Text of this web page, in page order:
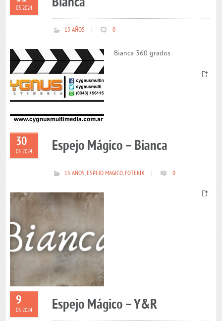
03 2024
15 AÑOS 0
Bianca 360 grados
30
03 2024 Espejo Mágico – Bianca
15 AÑOS,ESPEJO MAGICO,FOTERIX 0
9
03 2024 Espejo Mágico – Y&R